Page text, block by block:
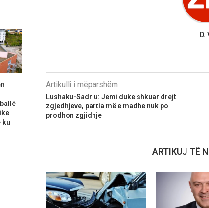
D.
Artikulli i mëparshëm
Lushaku-Sadriu: Jemi duke shkuar drejt
zgjedhjeve, partia më e madhe nuk po
prodhon zgjidhje
ARTIKUJ TË
ku